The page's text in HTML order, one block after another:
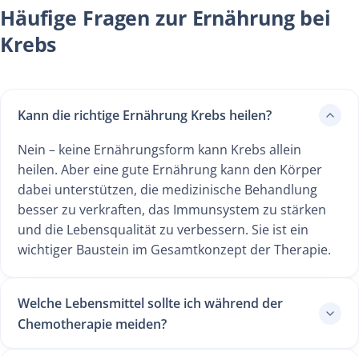
Häufige Fragen zur Ernährung bei
Krebs
Kann die richtige Ernährung Krebs heilen?
Nein – keine Ernährungsform kann Krebs allein
heilen. Aber eine gute Ernährung kann den Körper
dabei unterstützen, die medizinische Behandlung
besser zu verkraften, das Immunsystem zu stärken
und die Lebensqualität zu verbessern. Sie ist ein
wichtiger Baustein im Gesamtkonzept der Therapie.
Welche Lebensmittel sollte ich während der
Chemotherapie meiden?